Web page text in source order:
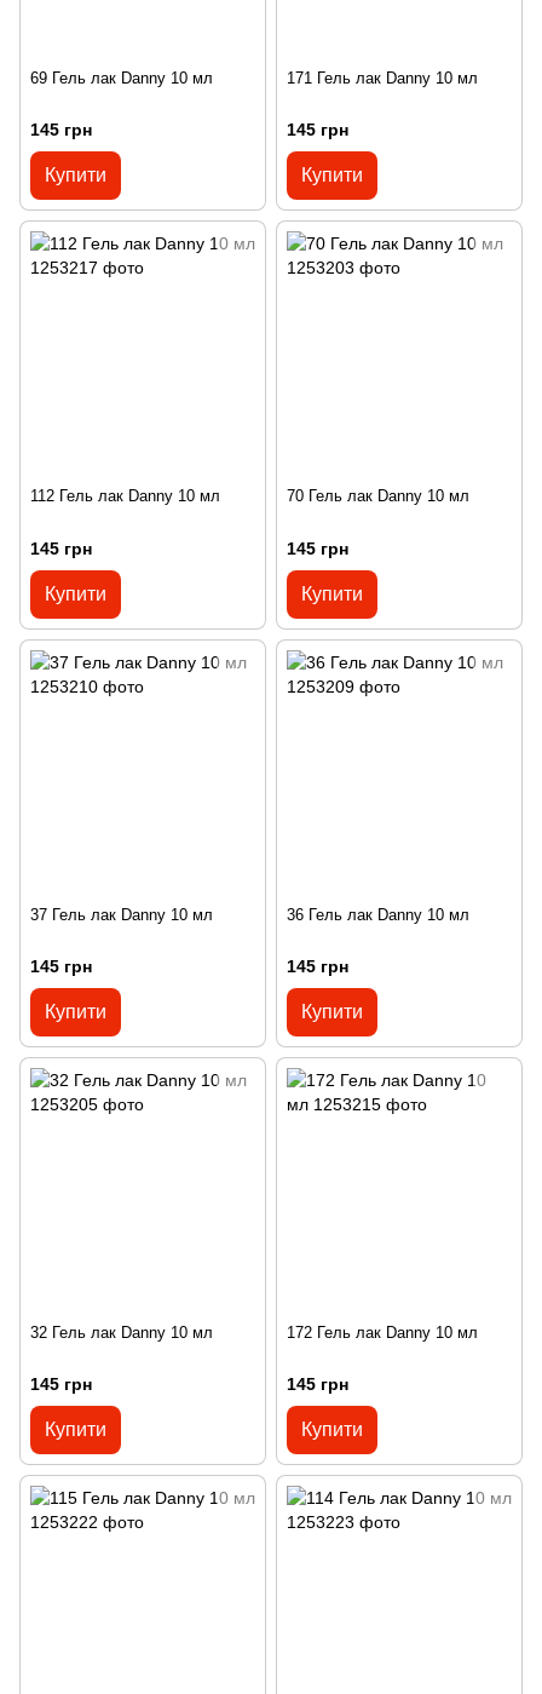
69 Гель лак Danny 10 мл
145 грн
Купити
171 Гель лак Danny 10 мл
145 грн
Купити
112 Гель лак Danny 10 мл
145 грн
Купити
70 Гель лак Danny 10 мл
145 грн
Купити
37 Гель лак Danny 10 мл
145 грн
Купити
36 Гель лак Danny 10 мл
145 грн
Купити
32 Гель лак Danny 10 мл
145 грн
Купити
172 Гель лак Danny 10 мл
145 грн
Купити